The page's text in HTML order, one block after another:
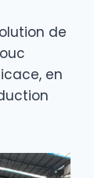
de
en